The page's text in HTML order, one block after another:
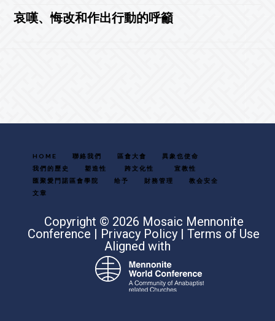
哀嘆、悔改和作出行動的呼籲
HOME 聯絡我們 區會大會
異象也使命
我們的歷史
塑造性 跨文化性
宣教性
匯聚愛門諾區會學院
给予 財務管理
教会安全
文章
Copyright © 2026 Mosaic Mennonite
Conference | Privacy Policy |Terms of Use
Aligned with